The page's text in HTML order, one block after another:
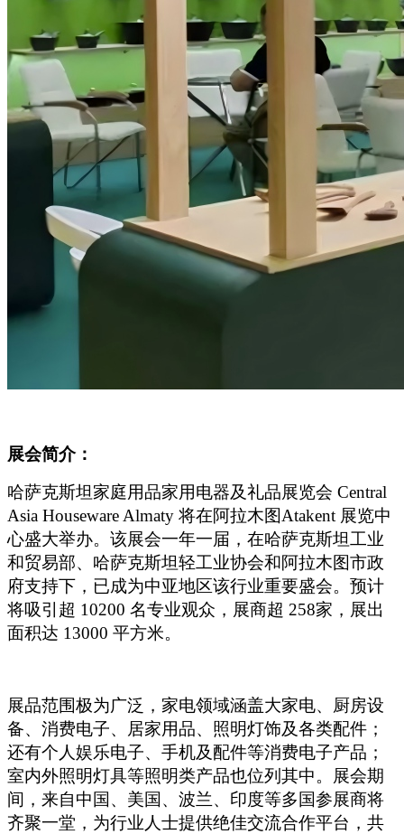
展会简介：
哈萨克斯坦家庭用品家用电器及礼品展览会 Central
Asia Houseware Almaty 将在阿拉木图Atakent 展览中
心盛大举办。该展会一年一届，在哈萨克斯坦工业
和贸易部、哈萨克斯坦轻工业协会和阿拉木图市政
府支持下，已成为中亚地区该行业重要盛会。预计
将吸引超 10200 名专业观众，展商超 258家，展出
面积达 13000 平方米。
展品范围极为广泛，家电领域涵盖大家电、厨房设
备、消费电子、居家用品、照明灯饰及各类配件；
还有个人娱乐电子、手机及配件等消费电子产品；
室内外照明灯具等照明类产品也位列其中。展会期
间，来自中国、美国、波兰、印度等多国参展商将
齐聚一堂，为行业人士提供绝佳交流合作平台，共